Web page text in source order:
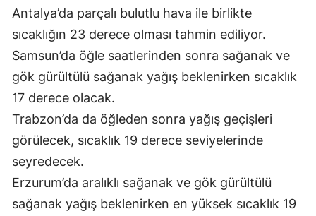
Sinop
Sivas
Tekirdağ
Tokat
Tunceli
Antalya’da parçalı bulutlu hava ile birlikte
sıcaklığın 23 derece olması tahmin ediliyor.
Samsun’da öğle saatlerinden sonra sağanak ve
gök gürültülü sağanak yağış beklenirken sıcaklık
17 derece olacak.
Trabzon’da da öğleden sonra yağış geçişleri
görülecek, sıcaklık 19 derece seviyelerinde
seyredecek.
Erzurum’da aralıklı sağanak ve gök gürültülü
sağanak yağış beklenirken en yüksek sıcaklık 19